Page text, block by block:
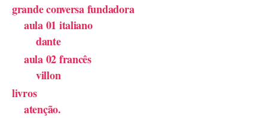
grande conversa fundadora
aula 01 italiano
dante
aula 02 francês
villon
livros
atenção.